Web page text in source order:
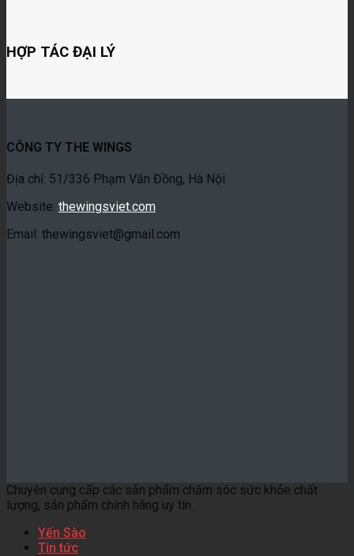
HỢP TÁC ĐẠI LÝ
CÔNG TY THE WINGS
Địa chỉ: 51/336 Phạm Văn Đồng, Hà Nội
Website: thewingsviet.com
Email: thewingsviet@gmail.com
Chuyên cung cấp các sản phẩm chăm sóc sức khỏe chất
lượng, sản phẩm chính hãng uy tín.
Yến Sào
Tin tức